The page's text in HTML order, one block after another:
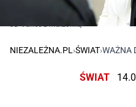
NIEZALEŻNA.PL ›ŚWIAT›WAŻNA
ŚWIAT